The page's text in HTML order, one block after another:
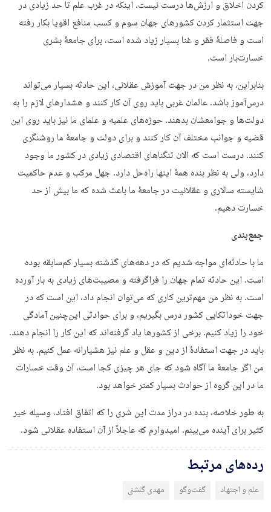
کردن اخلاق و ارزش‌ها درست نیست. اینکه در غرب علم تا حد زیادی در
جهت استثمار کردن کشورهای جهان سوم و کسب منافع اقویا بکار رفته
است و فاصلۀ فقر و غنا بسیار زیاد شده است، برای جامعۀ بشری
خسارت‌بار است.
بنابراین، به نظر من در جهت آموزش عقلانی، این حادثه بسیار می‌تواند
درس‌آموز باشد. عالمان غربی باید روی آن کار کنند و هشدارهای لازم را به
دولت‌ها و جوامعشان بدهند. حوزه‌های علمیه و علمای ما نیز باید روی این
قضیه و جوانب مختلف آن کار کنند و برای دولت و جامعۀ ما روشنگری
کنند. درست است که الان تنگناهای اقتصادی زیادی در کشور ما وجود
دارد، ولی به نظر بنده همۀ اینها راه‌حل دارد. جهل مرکب و عدم حاکمیت
شایسته سالاری و عقلانیت در جامعۀ ما باعث شده که ما بیش از حد
خسارت دهیم.
جمع‌بندی
ما با حادثه‌ای مواجه شدیم که در دهه‌های گذشته بسیار کم‌سابقه بوده
است. این حادثه تمام جهان را فراگرفته و مصیبت‌های زیادی به بار آورده
است. به نظر من مهم‌ترین کاری که می‌توان انجام داد، این است که در
جهت خوداتکایی کشور درس بگیریم، و برای حوادثی این‌چنین آمادگی
خود را زیاد کنیم. برخی از کشورها یاد گرفته‌اند که این کار را انجام دهند.
باید در جهت استفادۀ از دین و عقل و علم نیز هشیارانه عمل کنیم. به نظر
من اگر جامعۀ ما آگاه شود که جای هر چیزی کجا است، آن وقت خسارات
ما در این گروه از حوادث بسیار کمتر خواهد بود.
به طور خلاصه، بنده در دراز مدت این شری را که اتفاق افتاد، وسیله خیر
کثیر برای آینده می‌بینم. امیدوارم که عاجلاً از آن استفاده عقلانی شود.
رده‌های مرتبط
علم و اجتهاد گفت‌وگو مهدی گلشنی